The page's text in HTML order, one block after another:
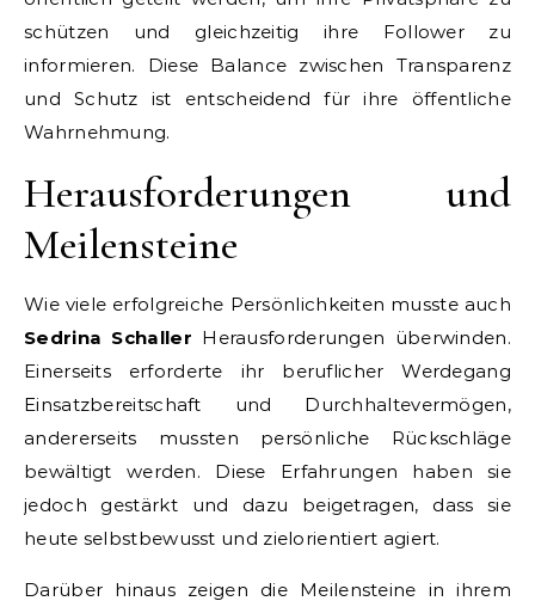
schützen und gleichzeitig ihre Follower zu
informieren. Diese Balance zwischen Transparenz
und Schutz ist entscheidend für ihre öffentliche
Wahrnehmung.
Herausforderungen und
Meilensteine
Wie viele erfolgreiche Persönlichkeiten musste auch
Sedrina Schaller Herausforderungen überwinden.
Einerseits erforderte ihr beruflicher Werdegang
Einsatzbereitschaft und Durchhaltevermögen,
andererseits mussten persönliche Rückschläge
bewältigt werden. Diese Erfahrungen haben sie
jedoch gestärkt und dazu beigetragen, dass sie
heute selbstbewusst und zielorientiert agiert.
Darüber hinaus zeigen die Meilensteine in ihrem